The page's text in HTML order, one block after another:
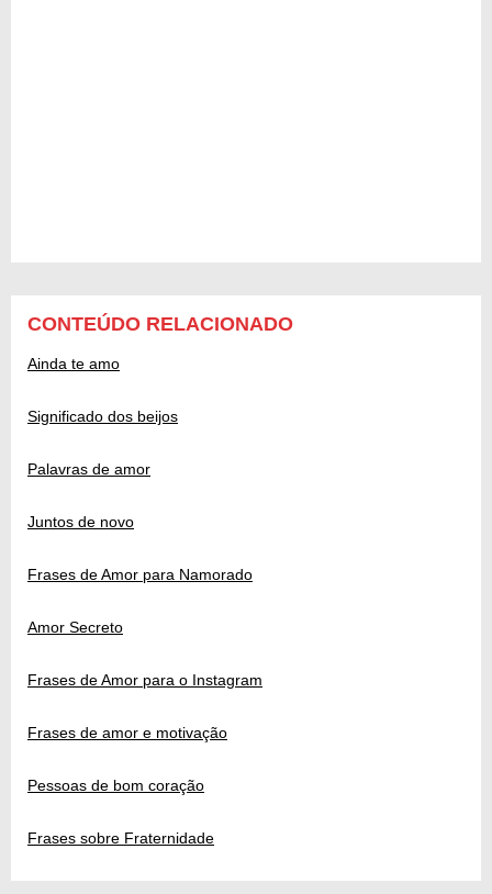
CONTEÚDO RELACIONADO
Ainda te amo
Significado dos beijos
Palavras de amor
Juntos de novo
Frases de Amor para Namorado
Amor Secreto
Frases de Amor para o Instagram
Frases de amor e motivação
Pessoas de bom coração
Frases sobre Fraternidade